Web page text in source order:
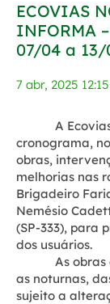
ECOVIAS
INFORMA
07/04 a 13/
7 abr, 2025
A Ecovias
cronograma,
obras,
melhorias nas
Brigadeiro
Nemésio
(SP-333), para
dos usuários.
As obras
as noturnas,
sujeito a